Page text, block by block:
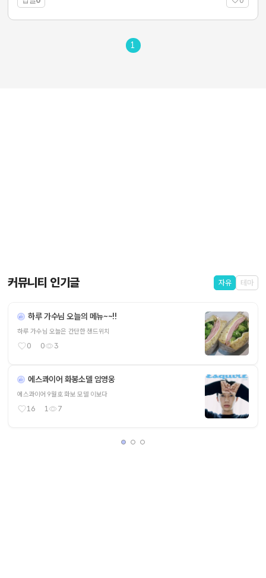
1
커뮤니티 인기글 자유 테마
하루 가수님 오늘의 메뉴~~!!
하루 가수님 오늘은 간단한 샌드위치
0 0 3
에스콰이어 화봉소델 임영웅
에스콰이어 9월호 화보 모델 이보다
16 1 7